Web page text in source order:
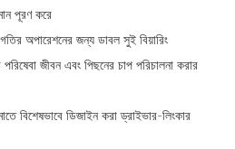
পূরণ করে
অপারেশনের জন্য ডাবল সুই বিয়ারিং
জীবন এবং পিছনের চাপ পরিচালনা করার
বিশেষভাবে ডিজাইন করা ড্রাইভার-লিংকার